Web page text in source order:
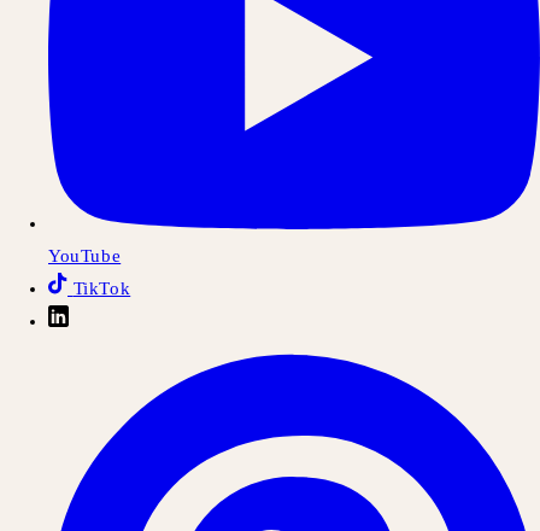
YouTube
TikTok